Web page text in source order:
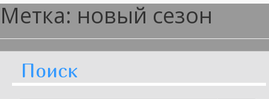
Метка: новый сезон
Поиск